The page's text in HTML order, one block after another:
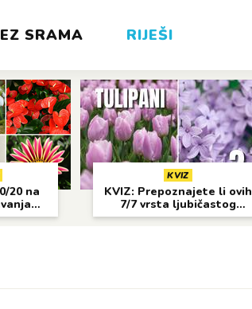
SRAMA RIJEŠI
20 na
KVIZ
KVIZ: Prepoznajete li ovih
7/7 vrsta ljubičastog
cvijeća?